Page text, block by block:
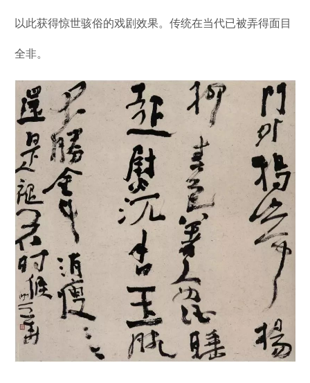
以此获得惊世骇俗的戏剧效果。传统在当代已被弄得面目
全非。